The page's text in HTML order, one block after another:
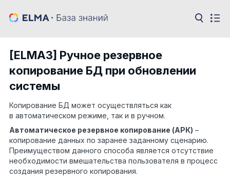
[ELMA3] Ручное резервное
копирование БД при обновлении
системы
Копирование БД может осуществляться как
в автоматическом режиме, так и в ручном.
Автоматическое резервное копирование (АРК) –
копирование данных по заранее заданному сценарию.
Преимуществом данного способа является отсутствие
необходимости вмешательства пользователя в процесс
создания резервного копирования.